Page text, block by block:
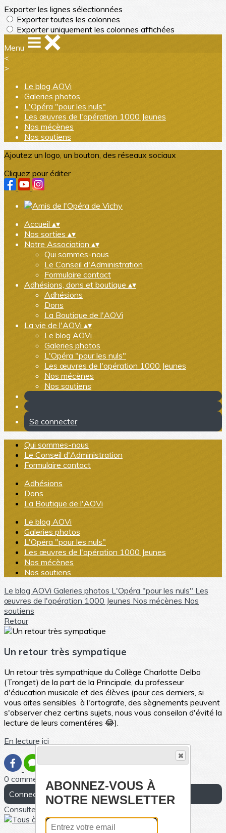
Exporter les lignes sélectionnées
Exporter toutes les colonnes
Exporter uniquement les colonnes affichées
Menu
<
>
Le blog AOVi
Galeries photos
L'Opéra "pour les nuls"
Les œuvres de l'opération 1000 Jeunes
Nos mécènes
Nos soutiens
Ajoutez un logo, un bouton, des réseaux sociaux
Cliquez pour éditer
Accueil ▴▾
Nos sorties ▴▾
Notre Association ▴▾
Qui sommes-nous
Le Conseil d'Administration
Formulaire contact
Adhésions, dons et boutique ▴▾
Adhésions
Dons
La Boutique de l'AOVi
La vie de l'AOVi ▴▾
Le blog AOVi
Galeries photos
L'Opéra "pour les nuls"
Les œuvres de l'opération 1000 Jeunes
Nos mécènes
Nos soutiens
Se connecter
Qui sommes-nous
Le Conseil d'Administration
Formulaire contact
Adhésions
Dons
La Boutique de l'AOVi
Le blog AOVi
Galeries photos
L'Opéra "pour les nuls"
Les œuvres de l'opération 1000 Jeunes
Nos mécènes
Nos soutiens
Le blog AOVi Galeries photos L'Opéra "pour les nuls" Les
œuvres de l'opération 1000 Jeunes Nos mécènes Nos
soutiens
Retour
Un retour très sympatique
Un retour très sympathique du Collège Charlotte Delbo
(Tronget) de la part de la Principale, du professeur
d'éducation musicale et des élèves (pour ces derniers, si
vous aites sensibles à l'ortografe, des sègnements peuvent
s'observer chez certins sujets, nous vous conseilon d'évité la
lecture de leurs comentéres 😂).
En lecture ici
0 commentaire(s)
Connectez-vous pour laisser un commentaire
Consultez également
ABONNEZ-VOUS À
NOTRE NEWSLETTER